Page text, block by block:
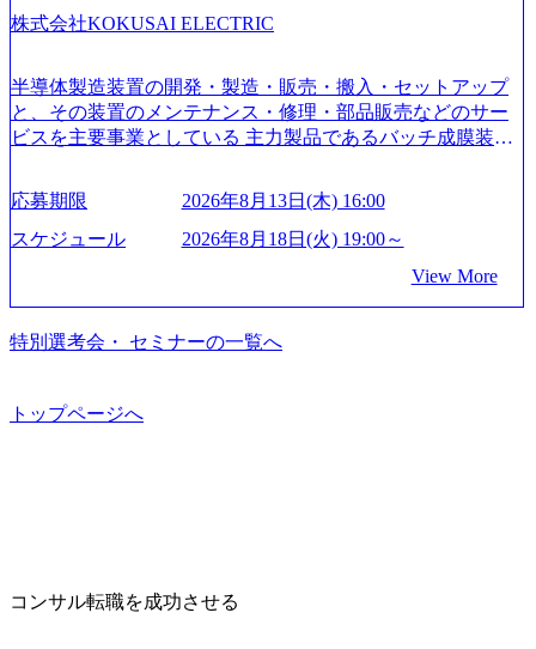
はあるが、社員の興味のある分野やスキルを活用したいな
着けたい方でも幅広に経験を積みたい方でも、キャリア形
成が柔軟に可能な環境である。 https://storage.googleapis.com/
our-vision-production.appspot.com/public/images/20240925204135
_93b1bff3-f71c-4bc9-8bd9-72a8a4826007_1200x554.webp https://
mages/20250502152751_46c65543-87ef-4e86-a85a-8649e1c532f9
_956x512.webp https://storage.googleapis.com/our-vision-producti
on.appspot.com/public/images/20250502152804_ba6aaa1a-9ffc-4f
m/our-vision-production.appspot.com/public/images/202505021528
ング会社で、NRI、NTTDATAと同じく世界のFinTech Ranki
開発、運用保守と言った全工程を行う「一気通貫体制」が
特長 ビジネスへの深い理解を持つコンサルタントが集うXs
報 (https://www.xspear.co.jp/member/)一部抜粋 - 伊勢山 昇吾氏:
株式会社KOKUSAI ELECTRIC
半導体製造装置の開発・製造・販売・搬入・セットアップ
と、その装置のメンテナンス・修理・部品販売などのサー
ビスを主要事業としている 主力製品であるバッチ成膜装置
世界トップクラスのシェアを有している 技術と対話を通じ
て未来を創造し、社会課題の解決に貢献することを目指し
ている Mission:私たちの技術/私たちの対話 Vision:夢を未来
話 IoT社会の浸透、AIの加速等により半導体需要は世界中で
急伸長しており、それに伴い半導体製造装置の需要も伸長
中 https://storage.googleapis.com/our-vision-production.appspot.co
on-production.appspot.com/public/images/20260224131052_2abe7
cb8-329e-4a45-a8f5-73d9728b2cd7_1200x486.webp https://storag
アドバイザーによる自身のキャリア構築をめざす「キャリ
応募期限
2026年8月13日(木) 16:00
スケジュール
2026年8月18日(火) 19:00～
View More
特別選考会・ セミナーの一覧へ
トップページへ
コンサル転職を成功させる